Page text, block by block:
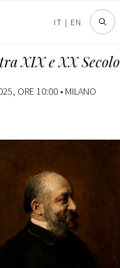
IT | EN
XIX e XX Secolo
ORE 10:00 • MILANO